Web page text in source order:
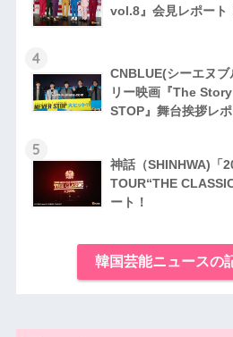
vol.8』会見レポート
4
CNBLUE(シーエヌブ
リー映画『The
STOP』舞台挨拶レ
5
神話（SHINHWA)「
TOUR“THE
ート！
韓国芸能ニュースの